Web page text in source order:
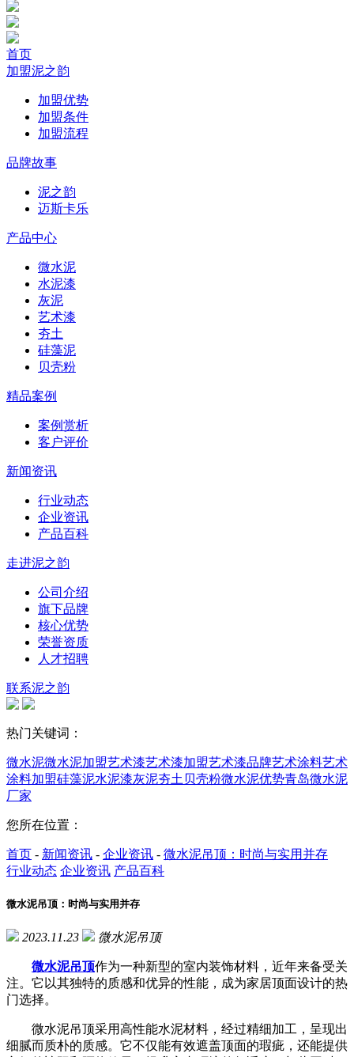
首页
加盟泥之韵
加盟优势
加盟条件
加盟流程
品牌故事
泥之韵
迈斯卡乐
产品中心
微水泥
水泥漆
灰泥
艺术漆
夯土
硅藻泥
贝壳粉
精品案例
案例赏析
客户评价
新闻资讯
行业动态
企业资讯
产品百科
走进泥之韵
公司介绍
旗下品牌
核心优势
荣誉资质
人才招聘
联系泥之韵
热门关键词：
微水泥微水泥加盟艺术漆艺术漆加盟艺术漆品牌艺术涂料艺术
涂料加盟硅藻泥水泥漆灰泥夯土 贝壳粉微水泥优势青岛微水泥
厂家
您所在位置：
首页 - 新闻资讯 - 企业资讯 - 微水泥吊顶：时尚与实用并存
行业动态 企业资讯 产品百科
微水泥吊顶：时尚与实用并存
2023.11.23 微水泥吊顶
微水泥吊顶作为一种新型的室内装饰材料，近年来备受关
注。它以其独特的质感和优异的性能，成为家居顶面设计的热
门选择。
微水泥吊顶采用高性能水泥材料，经过精细加工，呈现出
细腻而质朴的质感。它不仅能有效遮盖顶面的瑕疵，还能提供